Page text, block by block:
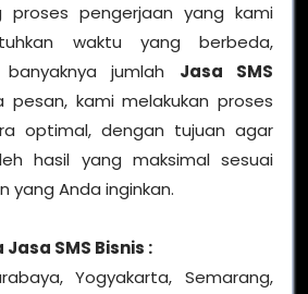
proses pengerjaan yang kami
waktu yang berbeda,
jumlah Jasa SMS
pesan, kami melakukan proses
optimal, dengan tujuan agar
hasil yang maksimal sesuai
yang Anda inginkan.
Jasa SMS Bisnis :
Yogyakarta, Semarang,